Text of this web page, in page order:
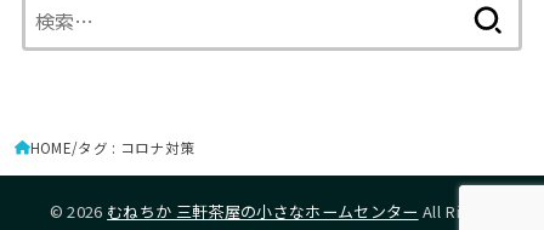
索:
HOME タグ : コロナ対策
© 2026 むねちか 三軒茶屋の小さなホームセンター All Rights